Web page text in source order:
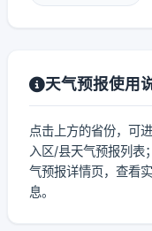
天气预报使用
点击上方的省份，可
入区/县天气预报列表
气预报详情页，查看
息。